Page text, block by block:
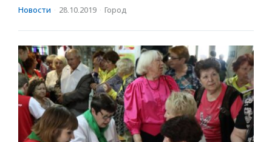
Новости · 28.10.2019 · Город